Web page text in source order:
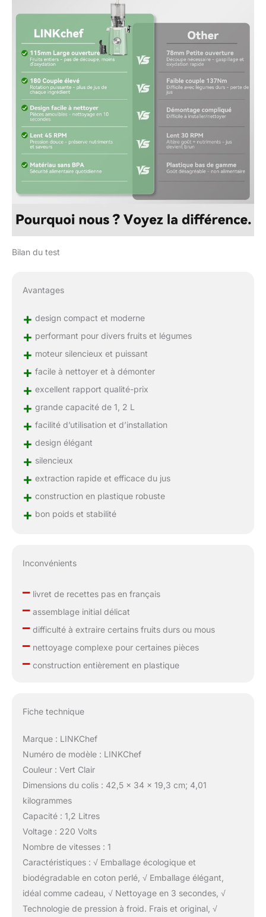
Bilan du test
Avantages
+ design compact et moderne
+ performant pour divers fruits et légumes
+ moteur silencieux et puissant
+ facile à nettoyer et à démonter
+ excellent rapport qualité-prix
+ grande capacité de 1, 2 L
+ facilité d’utilisation et d’installation
+ design élégant
+ silencieux
+ extraction rapide et efficace du jus
+ construction en plastique robuste
+ bon poids et stabilité
Inconvénients
–livret de recettes pas en français
–assemblage initial délicat
–difficulté à extraire certains fruits durs ou mous
–nettoyage complexe pour certaines pièces
–construction entièrement en plastique
Fiche technique
Marque : LINKChef
Numéro de modèle : LINKChef
Couleur : Vert Clair
Dimensions du colis : 42,5 x 34 x 19,3 cm; 4,01
kilogrammes
Capacité : 1,2 Litres
Voltage : 220 Volts
Nombre de vitesses : 1
Caractéristiques : √ Emballage écologique et
biodégradable en coton perlé, √ Emballage élégant,
idéal comme cadeau, √ Nettoyage en 3 secondes, √
Technologie de pression à froid. Frais et original, √